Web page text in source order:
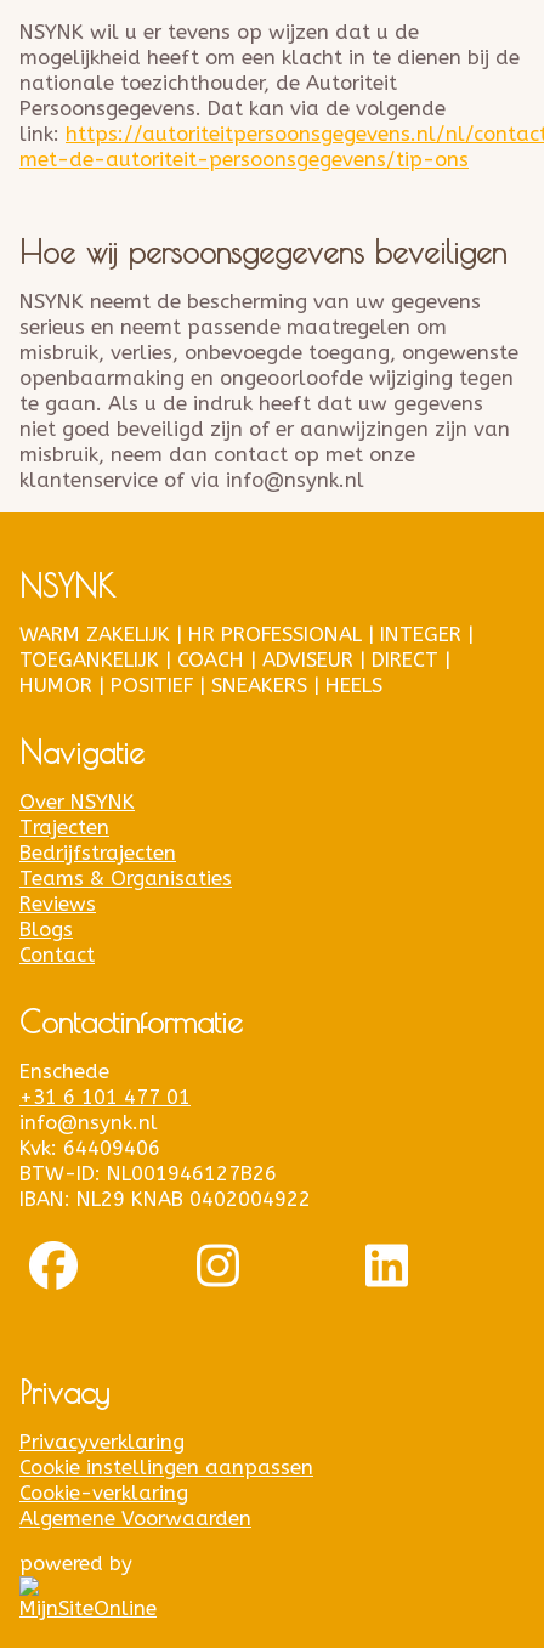
NSYNK wil u er tevens op wijzen dat u de
mogelijkheid heeft om een klacht in te dienen bij de
nationale toezichthouder, de Autoriteit
Persoonsgegevens. Dat kan via de volgende
link: https://autoriteitpersoonsgegevens.nl/nl/
met-de-autoriteit-persoonsgegevens/tip-ons
Hoe wij persoonsgegevens beveiligen
NSYNK neemt de bescherming van uw gegevens
serieus en neemt passende maatregelen om
misbruik, verlies, onbevoegde toegang, ongewenste
openbaarmaking en ongeoorloofde wijziging tegen
te gaan. Als u de indruk heeft dat uw gegevens
niet goed beveiligd zijn of er aanwijzingen zijn van
misbruik, neem dan contact op met onze
klantenservice of via info@nsynk.nl
NSYNK
WARM ZAKELIJK | HR PROFESSIONAL | INTEGER |
TOEGANKELIJK | COACH | ADVISEUR | DIRECT |
HUMOR | POSITIEF | SNEAKERS | HEELS
Navigatie
Over NSYNK
Trajecten
Bedrijfstrajecten
Teams & Organisaties
Reviews
Blogs
Contact
Contactinformatie
Enschede
+31 6 101 477 01
info@nsynk.nl
Kvk: 64409406
BTW-ID: NL001946127B26
IBAN: NL29 KNAB 0402004922
Privacy
Privacyverklaring
Cookie instellingen aanpassen
Cookie-verklaring
Algemene Voorwaarden
powered by